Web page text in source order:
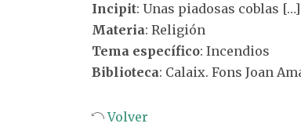
Incipit: Unas piadosas coblas […]
Materia: Religión
Tema específico: Incendios
Biblioteca: Calaix. Fons Joan
Volver